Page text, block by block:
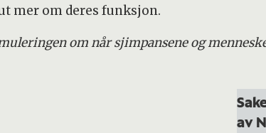
mer om deres funksjon.
om når sjimpansene og
av